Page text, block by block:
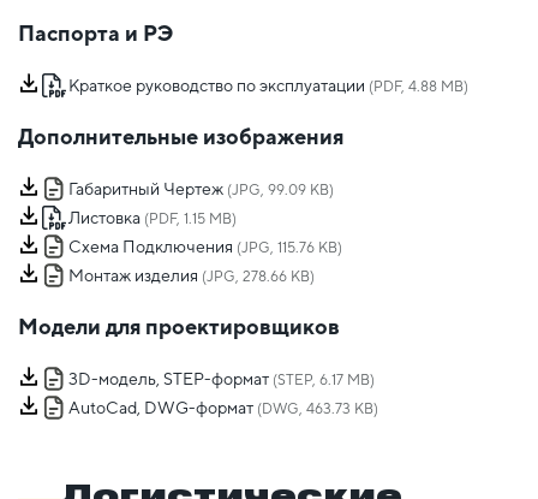
Паспорта и РЭ
Краткое руководство по эксплуатации (PDF, 4.88 MB)
Дополнительные изображения
Габаритный Чертеж (JPG, 99.09 KB)
Листовка (PDF, 1.15 MB)
Схема Подключения (JPG, 115.76 KB)
Монтаж изделия (JPG, 278.66 KB)
Модели для проектировщиков
3D-модель, STEP-формат (STEP, 6.17 MB)
AutoCad, DWG-формат (DWG, 463.73 KB)